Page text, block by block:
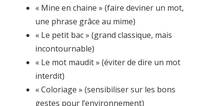
« Mine en chaine » (faire deviner un mot,
une phrase grâce au mime)
« Le petit bac » (grand classique, mais
incontournable)
« Le mot maudit » (éviter de dire un mot
interdit)
« Coloriage » (sensibiliser sur les bons
gestes pour l’environnement)